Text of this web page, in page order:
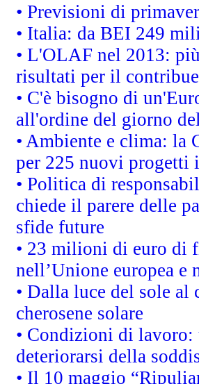
• Previsioni di
• Italia: da BEI 249
• L'OLAF nel 2013:
risultati per il
• C'è bisogno di
all'ordine del giorno
• Ambiente e clima: la
per 225 nuovi progetti
• Politica di
chiede il parere delle
sfide future
• 23 milioni di euro di
nell’Unione europea e
• Dalla luce del sole
cherosene solare
• Condizioni di lavoro:
deteriorarsi della
• Il 10 maggio